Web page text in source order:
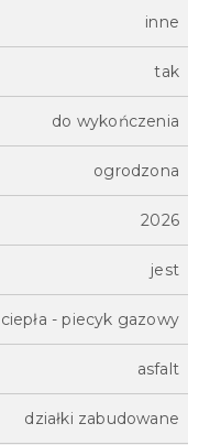
inne
tak
do wykończenia
ogrodzona
2026
jest
ciepła - piecyk gazowy
asfalt
działki zabudowane